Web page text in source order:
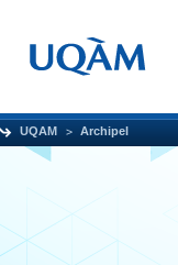
UQAM Archipel